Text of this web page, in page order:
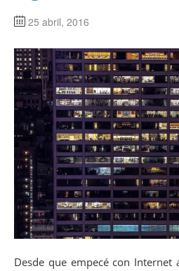
25 abril, 2016
Desde que empecé con Internet